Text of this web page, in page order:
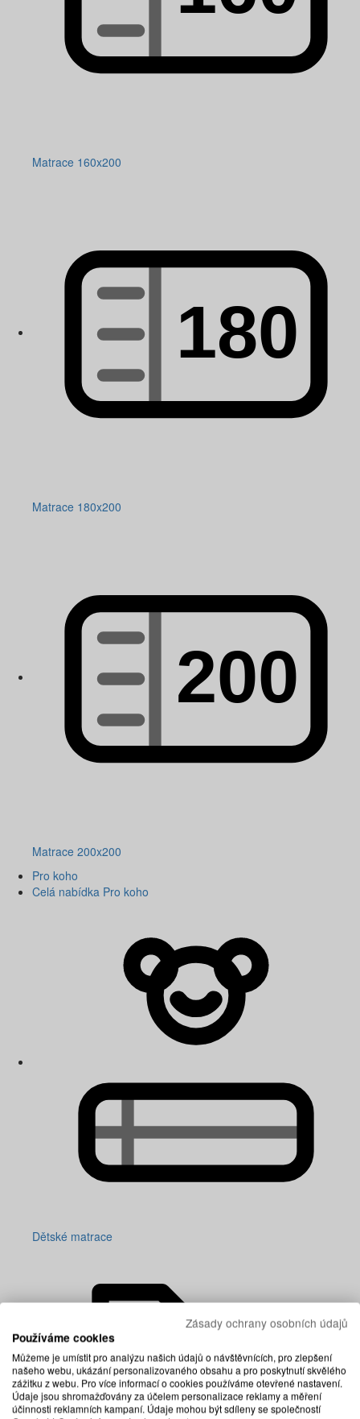
Matrace 160x200
Matrace 180x200
Matrace 200x200
Pro koho
Celá nabídka Pro koho
Dětské matrace
Zásady ochrany osobních údajů
Používáme cookies
Můžeme je umístit pro analýzu našich údajů o návštěvnících, pro zlepšení
našeho webu, ukázání personalizovaného obsahu a pro poskytnutí skvělého
zážitku z webu. Pro více informací o cookies používáme otevřené nastavení.
Údaje jsou shromažďovány za účelem personalizace reklamy a měření
účinnosti reklamních kampaní. Údaje mohou být sdíleny se společností